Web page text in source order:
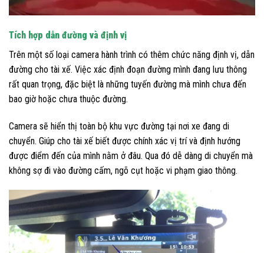
Tích hợp dẫn đường và định vị
Trên một số loại camera hành trình có thêm chức năng định vị, dẫn
đường cho tài xế. Việc xác định đoạn đường mình đang lưu thông
rất quan trọng, đặc biệt là những tuyến đường mà mình chưa đến
bao giờ hoặc chưa thuộc đường.
Camera sẽ hiển thị toàn bộ khu vực đường tại nơi xe đang di
chuyển. Giúp cho tài xế biết được chính xác vị trí và định hướng
được điểm đến của mình nằm ở đâu. Qua đó dễ dàng di chuyển mà
không sợ đi vào đường cấm, ngõ cụt hoặc vi phạm giao thông.